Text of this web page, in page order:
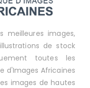
meilleures images,
de stock
toutes les
d'Images Africaines
images de hautes